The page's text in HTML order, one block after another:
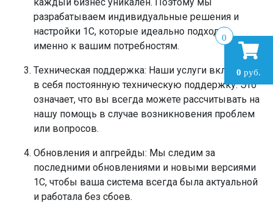
разрабатываем индивидуальные решения и
настройки 1С, которые идеально подходят
именно к вашим потребностям.
Техническая поддержка: Наши услуги включают
в себя постоянную техническую поддержку. Это
означает, что вы всегда можете рассчитывать на
нашу помощь в случае возникновения проблем
или вопросов.
Обновления и апгрейды: Мы следим за
последними обновлениями и новыми версиями
1С, чтобы ваша система всегда была актуальной
и работала без сбоев.
0
0 руб.